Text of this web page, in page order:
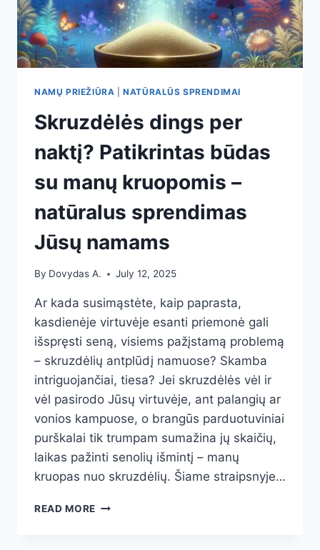
VISĄ
VASARĄ
NAMŲ PRIEŽIŪRA |NATŪRALŪS SPRENDIMAI
Skruzdėlės dings per
naktį? Patikrintas būdas
su manų kruopomis –
natūralus sprendimas
Jūsų namams
By Dovydas A. July 12, 2025
Ar kada susimąstėte, kaip paprasta,
kasdienėje virtuvėje esanti priemonė gali
išspręsti seną, visiems pažįstamą problemą
– skruzdėlių antplūdį namuose? Skamba
intriguojančiai, tiesa? Jei skruzdėlės vėl ir
vėl pasirodo Jūsų virtuvėje, ant palangių ar
vonios kampuose, o brangūs parduotuviniai
purškalai tik trumpam sumažina jų skaičių,
laikas pažinti senolių išmintį – manų
kruopas nuo skruzdėlių. Šiame straipsnyje…
READ MORE SKRUZDĖLĖS